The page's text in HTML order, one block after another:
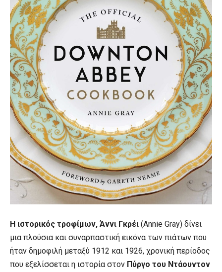
Η ιστορικός τροφίμων, Άννι Γκρέι (Annie Gray) δίνει
μια πλούσια και συναρπαστική εικόνα των πιάτων που
ήταν δημοφιλή μεταξύ 1912 και 1926, χρονική περίοδος
που εξελίσσεται η ιστορία στον Πύργο του Ντάουντον